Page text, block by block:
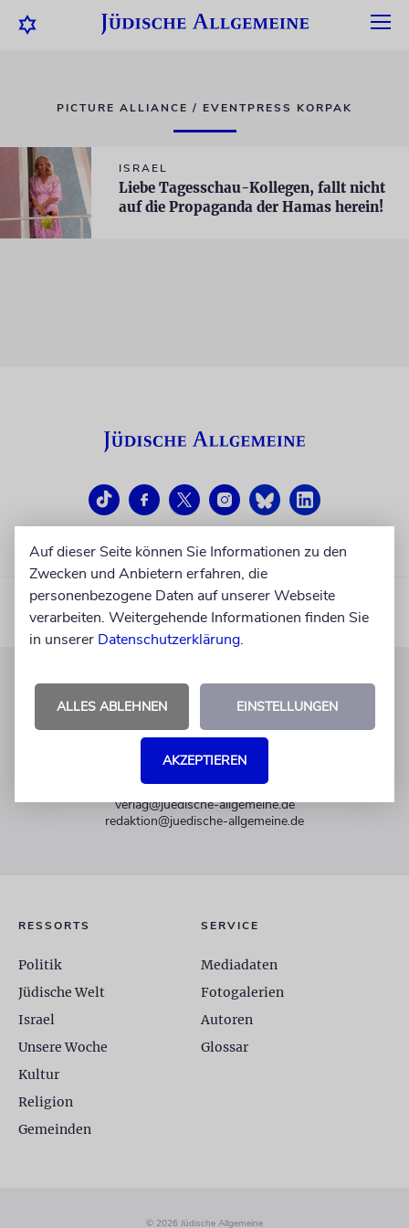
PICTURE ALLIANCE / EVENTPRESS KORPAK
ISRAEL
Liebe Tagesschau-Kollegen, fallt nicht
auf die Propaganda der Hamas herein!
KUNDENSERVICE
+49 30 275833 0
Mo-Do 9-17 Uhr
verlag@juedische-allgemeine.de
redaktion@juedische-allgemeine.de
RESSORTS
Politik
Jüdische Welt
Israel
Unsere Woche
Kultur
Religion
Gemeinden
SERVICE
Mediadaten
Fotogalerien
Autoren
Glossar
© 2026 Jüdische Allgemeine
Auf dieser Seite können Sie Informationen zu den
Zwecken und Anbietern erfahren, die
personenbezogene Daten auf unserer Webseite
verarbeiten. Weitergehende Informationen finden Sie
in unserer Datenschutzerklärung.
ALLES ABLEHNEN EINSTELLUNGEN
AKZEPTIEREN